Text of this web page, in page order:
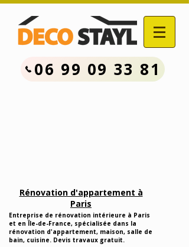
06 99 09 33 81
Rénovation d'appartement à
Paris
Entreprise de rénovation intérieure à Paris
et en Île-de-France, spécialisée dans la
rénovation d'appartement, maison, salle de
bain, cuisine. Devis travaux gratuit.